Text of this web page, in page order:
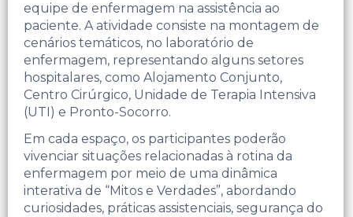
equipe de enfermagem na assistência ao
paciente.​ A atividade consiste na montagem de
cenários temáticos, no laboratório de
enfermagem, representando alguns setores
hospitalares, como Alojamento Conjunto,
Centro Cirúrgico, Unidade de Terapia Intensiva
(UTI) e Pronto-Socorro.
Em cada espaço, os participantes poderão
vivenciar situações relacionadas à rotina da
enfermagem por meio de uma dinâmica
interativa de “Mitos e Verdades”, abordando
curiosidades, práticas assistenciais, segurança do